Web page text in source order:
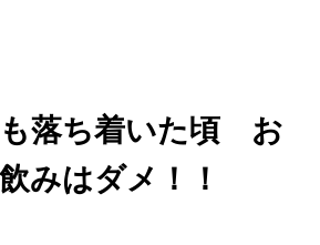
落ち着いた頃 お
みはダメ！！